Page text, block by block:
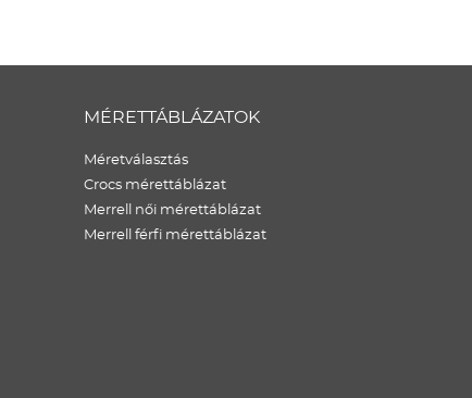
MÉRETTÁBLÁZATOK
Méretválasztás
Crocs mérettáblázat
Merrell női mérettáblázat
Merrell férfi mérettáblázat